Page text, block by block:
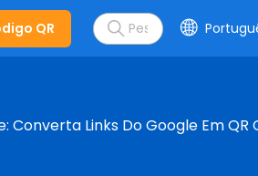
QR
Converta Links Do Google Em QR